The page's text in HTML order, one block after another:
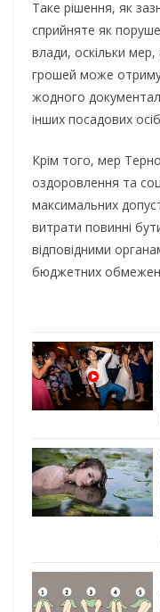
Таке рішення, як
сприйняте як
влади, оскільки мер,
грошей може
жодного
інших посадових осіб
Крім того, мер
оздоровлення та
максимальних
витрати повинні
відповідними
бюджетних